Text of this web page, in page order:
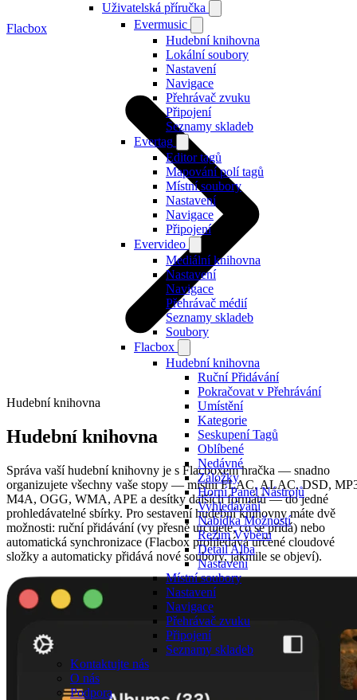
Uživatelská příručka
Evermusic
Hudební knihovna
Lokální soubory
Nastavení
Navigace
Přehrávač zvuku
Připojení
Seznamy skladeb
Evertag
Editor tagů
Mapování polí tagů
Místní soubory
Nastavení
Navigace
Připojení
Evervideo
Mediální knihovna
Nastavení
Navigace
Přehrávač médií
Seznamy skladeb
Soubory
Flacbox
Hudební knihovna
Ruční Přidávání
Pokračovat v Přehrávání
Umístění
Kategorie
Seskupení Tagů
Oblíbené
Nedávné
Záložky
Horní Panel Nástrojů
Vyhledávání
Nabídka Možností
Režim Výběru
Detail Alba
Nastavení
Místní soubory
Nastavení
Navigace
Přehrávač zvuku
Připojení
Seznamy skladeb
Kontaktujte nás
O nás
Podpora
Flacbox
Hudební knihovna
Hudební knihovna
Správa vaší hudební knihovny je s Flacboxem hračka — snadno
organizujete všechny vaše stopy — místní FLAC, ALAC, DSD,
M4A, OGG, WMA, APE a desítky dalších formátů — do jedné
prohledávatelné sbírky. Pro sestavení hudební knihovny máte dvě
možnosti: ruční přidávání (vy přesně určujete, co se přidá) nebo
automatická synchronizace (Flacbox prohledává určené cloudové
složky a automaticky přidává nové soubory, jakmile se objeví).